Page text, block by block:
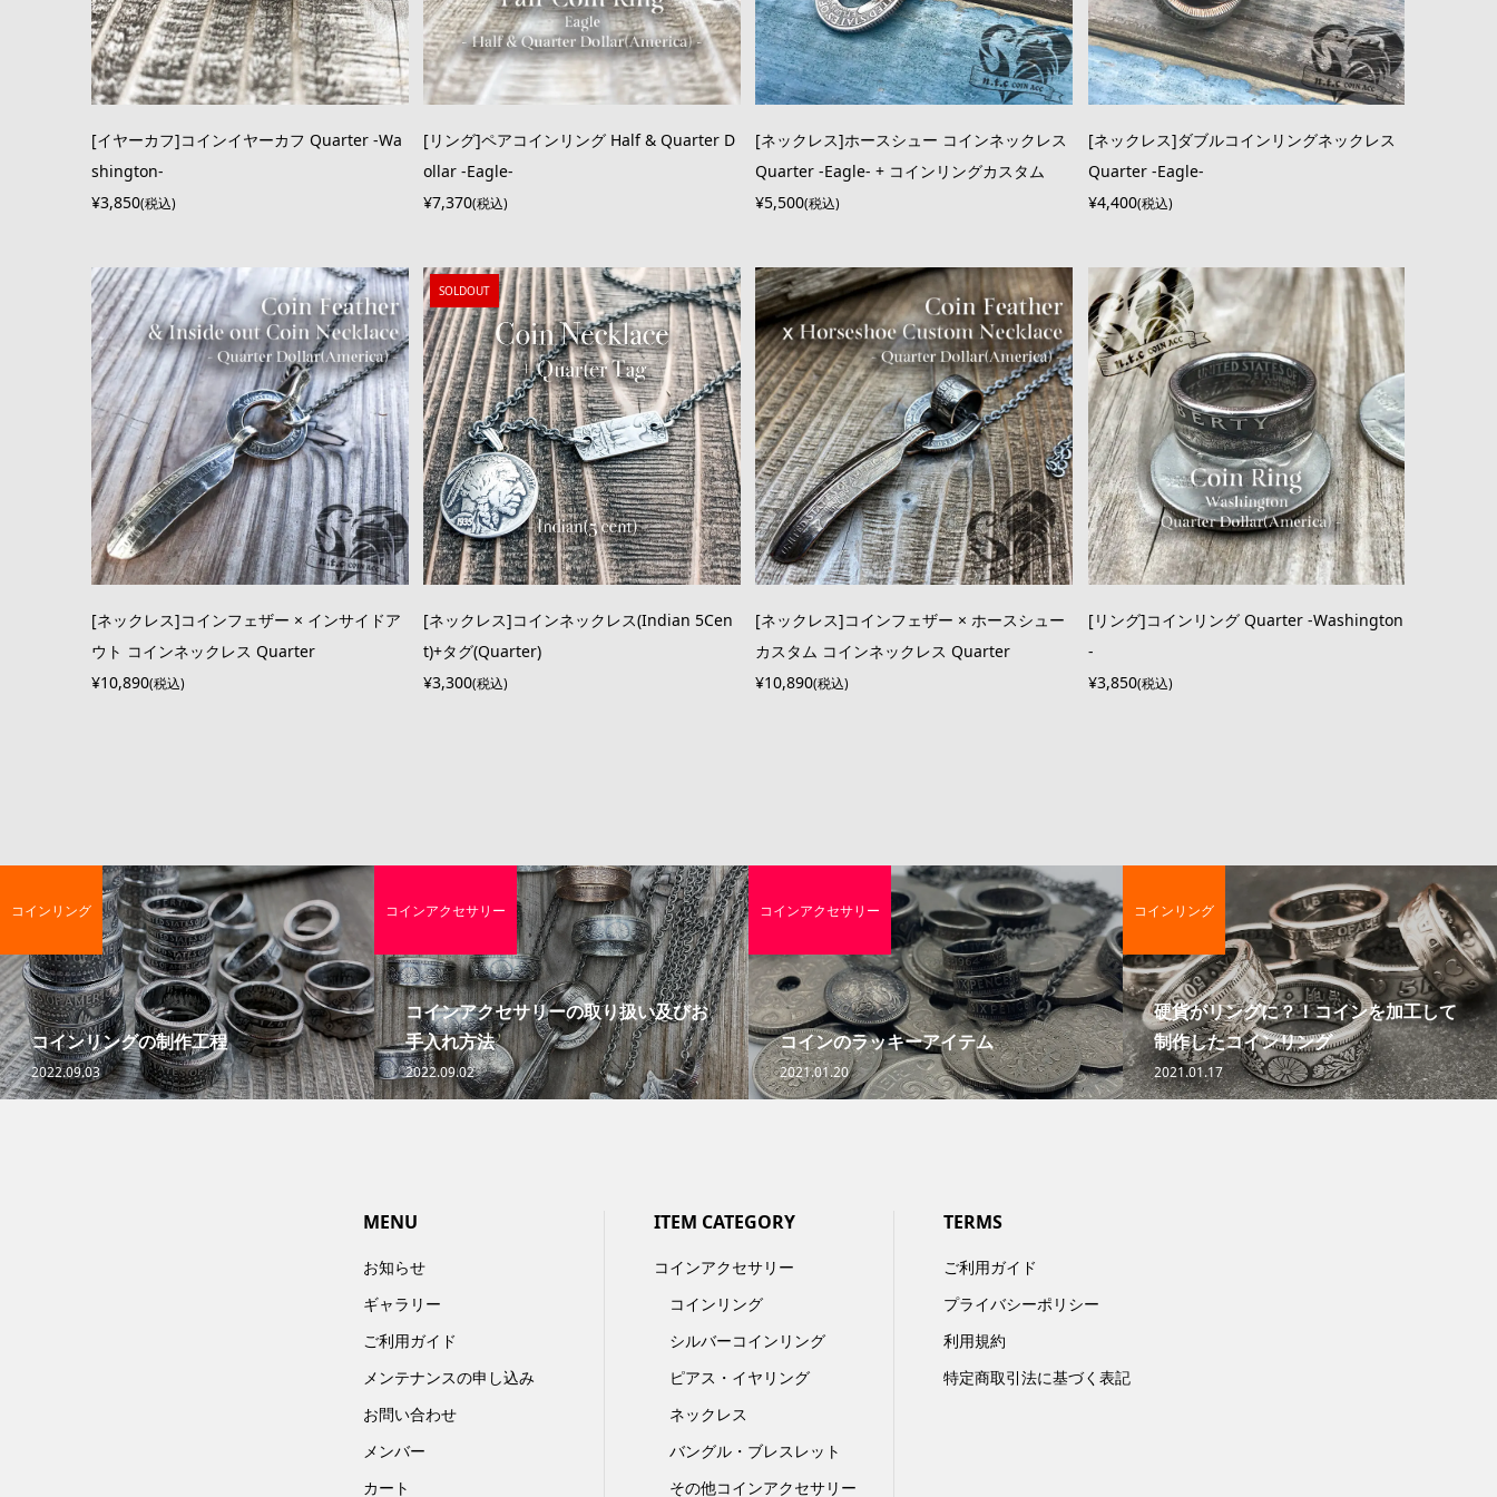
[イヤーカフ]コインイヤーカフ Quarter -Wa
shington-
¥3,850(税込)
[リング]ペアコインリング Half & Quarter D
ollar -Eagle-
¥7,370(税込)
[ネックレス]ホースシュー コインネックレス
Quarter -Eagle- + コインリングカスタム
¥5,500(税込)
[ネックレス]ダブルコインリングネックレス
Quarter -Eagle-
¥4,400(税込)
[ネックレス]コインフェザー × インサイドア
ウト コインネックレス Quarter
¥10,890(税込)
SOLDOUT
[ネックレス]コインネックレス(Indian 5Cen
t)+タグ(Quarter)
¥3,300(税込)
[ネックレス]コインフェザー × ホースシュー
カスタム コインネックレス Quarter
¥10,890(税込)
[リング]コインリング Quarter -Washington
-
¥3,850(税込)
コインリングの制作工程
2022.09.03
コインリング
コインアクセサリーの取り扱い及びお
手入れ方法
2022.09.02
コインアクセサリー
コインのラッキーアイテム
2021.01.20
コインアクセサリー
硬貨がリングに？！コインを加工して
制作したコインリング
2021.01.17
コインリング
MENU
お知らせ
ギャラリー
ご利用ガイド
メンテナンスの申し込み
お問い合わせ
メンバー
カート
ITEM CATEGORY
コインアクセサリー
コインリング
シルバーコインリング
ピアス・イヤリング
ネックレス
バングル・ブレスレット
その他コインアクセサリー
TERMS
ご利用ガイド
プライバシーポリシー
利用規約
特定商取引法に基づく表記